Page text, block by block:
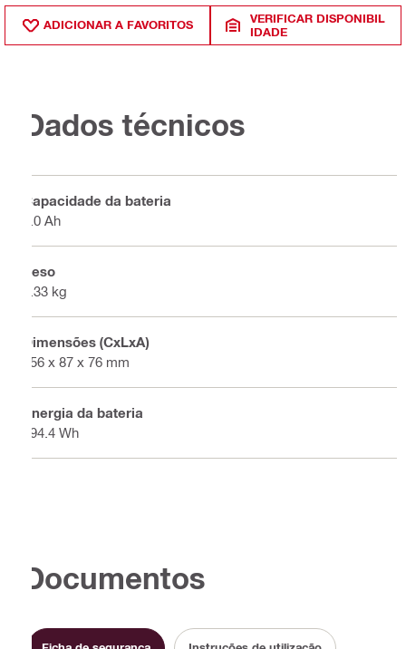
ADICIONAR A FAVORITOS
VERIFICAR DISPONIBIL
IDADE
Dados técnicos
Capacidade da bateria
9.0 Ah
Peso
1.33 kg
Dimensões (CxLxA)
156 x 87 x 76 mm
Energia da bateria
194.4 Wh
Documentos